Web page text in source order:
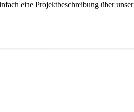
eine Projektbeschreibung über unser